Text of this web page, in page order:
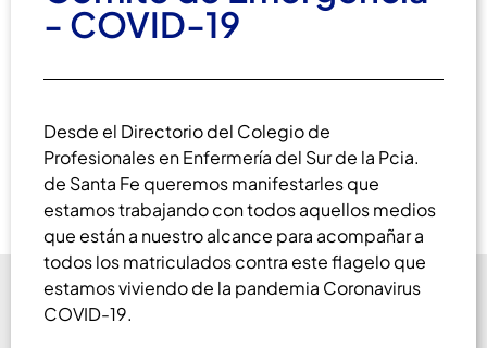
- COVID-19
Desde el Directorio del Colegio de
Profesionales en Enfermería del Sur de la Pcia.
de Santa Fe queremos manifestarles que
estamos trabajando con todos aquellos medios
que están a nuestro alcance para acompañar a
todos los matriculados contra este flagelo que
estamos viviendo de la pandemia Coronavirus
COVID-19.